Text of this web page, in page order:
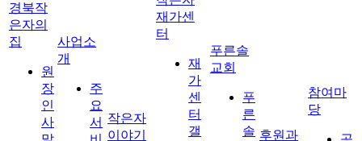
경북작
은자의
집
원
장
인
사
사업소
개
주
요
서 작은자
이야기
재가센
터
재
가
센
터
갤
푸른솔
교회
푸
른
솔 후원과
참여마
당